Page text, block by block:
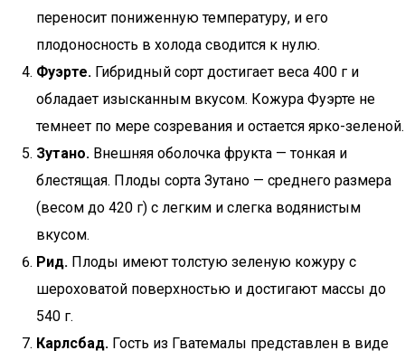
переносит пониженную температуру, и его
плодоносность в холода сводится к нулю.
Фуэрте. Гибридный сорт достигает веса 400 г и
обладает изысканным вкусом. Кожура Фуэрте не
темнеет по мере созревания и остается ярко-зеленой.
Зутано. Внешняя оболочка фрукта — тонкая и
блестящая. Плоды сорта Зутано — среднего размера
(весом до 420 г) с легким и слегка водянистым
вкусом.
Рид. Плоды имеют толстую зеленую кожуру с
шероховатой поверхностью и достигают массы до
540 г.
Карлсбад. Гость из Гватемалы представлен в виде